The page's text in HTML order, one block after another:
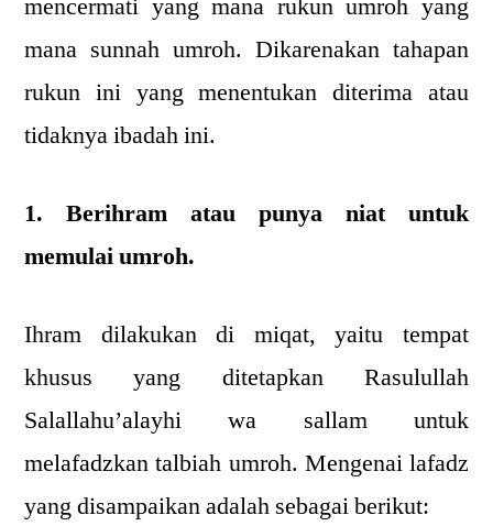
mencermati yang mana rukun umroh yang
mana sunnah umroh. Dikarenakan tahapan
rukun ini yang menentukan diterima atau
tidaknya ibadah ini.
1. Berihram atau punya niat untuk
memulai umroh.
Ihram dilakukan di miqat, yaitu tempat
khusus yang ditetapkan Rasulullah
Salallahu’alayhi wa sallam untuk
melafadzkan talbiah umroh. Mengenai lafadz
yang disampaikan adalah sebagai berikut: